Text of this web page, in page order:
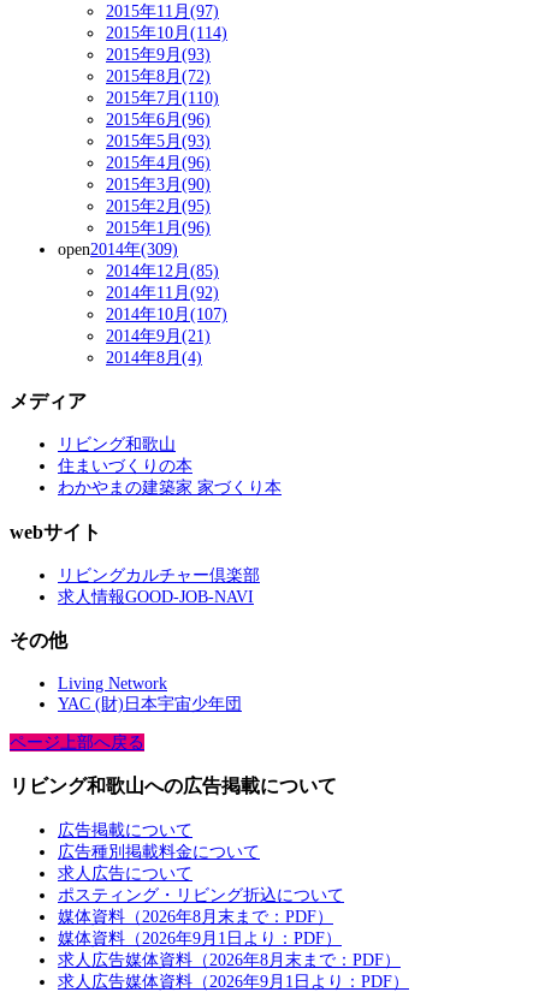
2015年11月(97)
2015年10月(114)
2015年9月(93)
2015年8月(72)
2015年7月(110)
2015年6月(96)
2015年5月(93)
2015年4月(96)
2015年3月(90)
2015年2月(95)
2015年1月(96)
open2014年(309)
2014年12月(85)
2014年11月(92)
2014年10月(107)
2014年9月(21)
2014年8月(4)
メディア
リビング和歌山
住まいづくりの本
わかやまの建築家 家づくり本
webサイト
リビングカルチャー倶楽部
求人情報GOOD-JOB-NAVI
その他
Living Network
YAC (財)日本宇宙少年団
ページ上部へ戻る
リビング和歌山への広告掲載について
広告掲載について
広告種別掲載料金について
求人広告について
ポスティング・リビング折込について
媒体資料（2026年8月末まで：PDF）
媒体資料（2026年9月1日より：PDF）
求人広告媒体資料（2026年8月末まで：PDF）
求人広告媒体資料（2026年9月1日より：PDF）